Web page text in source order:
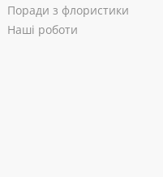
Поради з флористики
Наші роботи